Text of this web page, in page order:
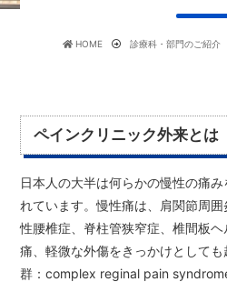
HOME 診療科・部門のご紹介
ペインクリニック外来とは
日本人の大半は何らかの慢性の痛
れています。慢性痛は、肩関節周
性腰椎症、脊柱管狭窄症、椎間板
痛、軽微な外傷をきっかけとして
群：complex reginal pain